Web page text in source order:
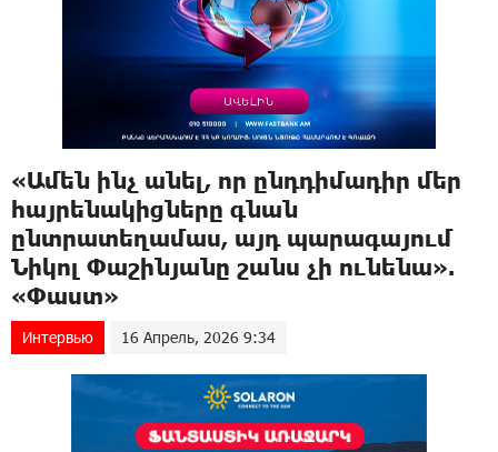
«Ամեն ինչ անել, որ ընդդիմադիր մեր
հայրենակիցները գնան
ընտրատեղամաս, այդ պարագայում
Նիկոլ Փաշինյանը շանս չի ունենա».
«Փաստ»
Интервью 16 Апрель, 2026 9:34